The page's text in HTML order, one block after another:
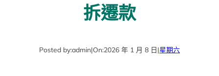
拆遷款
Posted by:admin|On:2026 年 1 月 8 日|星期六